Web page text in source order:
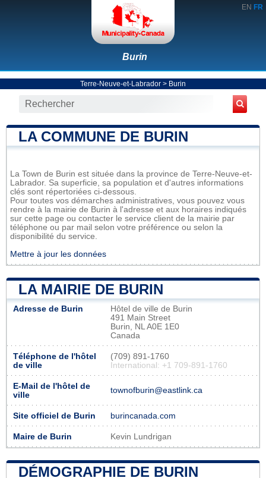
EN FR
Burin
Terre-Neuve-et-Labrador > Burin
LA COMMUNE DE BURIN
La Town de Burin est située dans la province de Terre-Neuve-et-
Labrador. Sa superficie, sa population et d'autres informations
clés sont répertoriées ci-dessous.
Pour toutes vos démarches administratives, vous pouvez vous
rendre à la mairie de Burin à l'adresse et aux horaires indiqués
sur cette page ou contacter le service client de la mairie par
téléphone ou par mail selon votre préférence ou selon la
disponibilité du service.
Mettre à jour les données
LA MAIRIE DE BURIN
Adresse de Burin
Hôtel de ville de Burin
491 Main Street
Burin, NL A0E 1E0
Canada
Téléphone de l'hôtel
de ville
(709) 891-1760
International: +1 709-891-1760
E-Mail de l'hôtel de
ville
townofburin@eastlink.ca
Site officiel de Burin burincanada.com
Maire de Burin Kevin Lundrigan
DÉMOGRAPHIE DE BURIN